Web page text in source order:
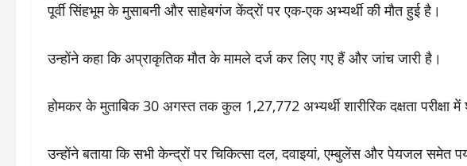
पूर्वी सिंहभूम के मुसाबनी और साहेबगंज केंद्रों पर एक-एक अभ्यर्थी की मौत हुई है।
उन्होंने कहा कि अप्राकृतिक मौत के मामले दर्ज कर लिए गए हैं और जांच जारी है।
होमकर के मुताबिक 30 अगस्त तक कुल 1,27,772 अभ्यर्थी शारीरिक दक्षता परीक्षा
उन्होंने बताया कि सभी केन्द्रों पर चिकित्सा दल, दवाइयां, एम्बुलेंस और पेयजल समेत